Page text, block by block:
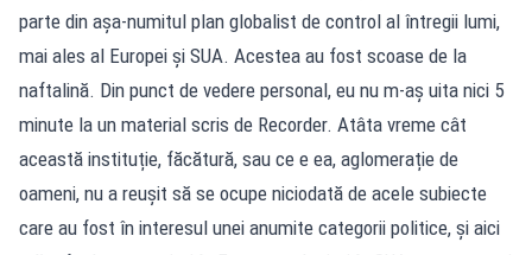
parte din așa-numitul plan globalist de control al întregii lumi,
mai ales al Europei și SUA. Acestea au fost scoase de la
naftalină. Din punct de vedere personal, eu nu m-aș uita nici 5
minute la un material scris de Recorder. Atâta vreme cât
această instituție, făcătură, sau ce e ea, aglomerație de
oameni, nu a reușit să se ocupe niciodată de acele subiecte
care au fost în interesul unei anumite categorii politice, și aici